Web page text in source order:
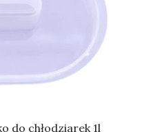
do chłodziarek 1l